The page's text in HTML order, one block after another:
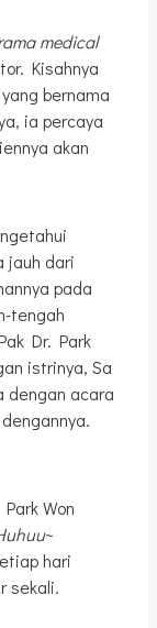
medical
Kisahnya
bernama
ia percaya
akan
jauh dari
pada
tengah
Dr. Park
istrinya, Sa
dengan acara
Won
~
hari
sekali.